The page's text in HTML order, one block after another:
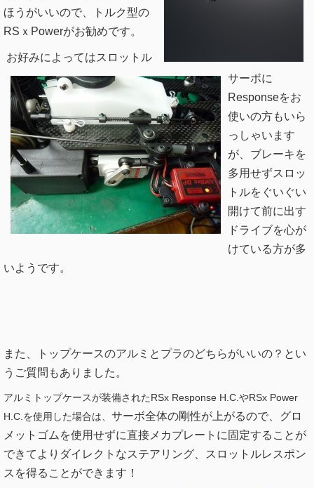
ほうがいいので、トルク型の
RSｘPowerがお勧めです。
お好みによってはスロットル
サーボに
Responseをお
使いの方もいら
っしゃいます
が、ブレーキを
多用せずスロッ
トルをぐいぐい
開けて前に出す
ドライブを心が
けている方が多
いようです。
また、トップケースのアルミとプラのどちらがいいの？とい
うご質問もありました。
アルミトップケースが装備されたRSx Response H.C.やRSx Power
H.C.を使用した場合は、 サーボ全体の剛性が上がるので、グロ
メットゴムを使用せずに直接メカプレートに固定することが
できてよりダイレクトなステアリング、スロットルレスポン
スを得ることができます！